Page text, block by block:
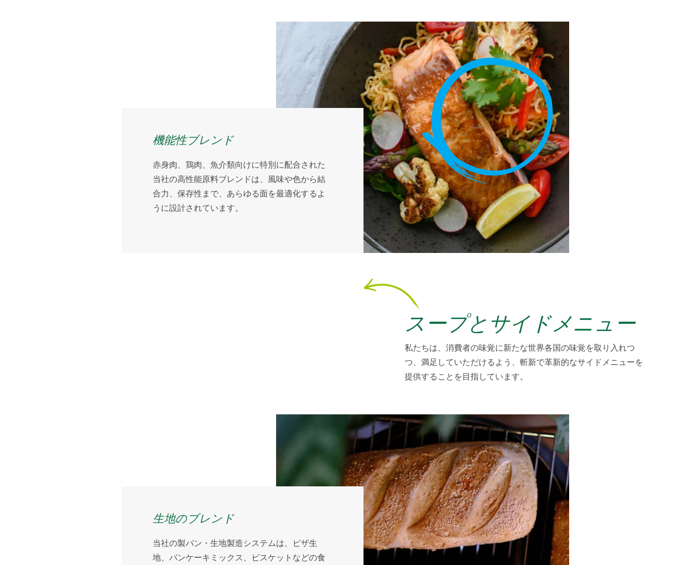
機能性ブレンド
赤身肉、鶏肉、魚介類向けに特別に配合された
当社の高性能原料ブレンドは、風味や色から結
合力、保存性まで、あらゆる面を最適化するよ
うに設計されています。
スープとサイドメニュー
私たちは、消費者の味覚に新たな世界各国の味覚を取り入れつ
つ、満足していただけるよう、斬新で革新的なサイドメニューを
提供することを目指しています。
生地のブレンド
当社の製パン・生地製造システムは、ピザ生
地、パンケーキミックス、ビスケットなどの食